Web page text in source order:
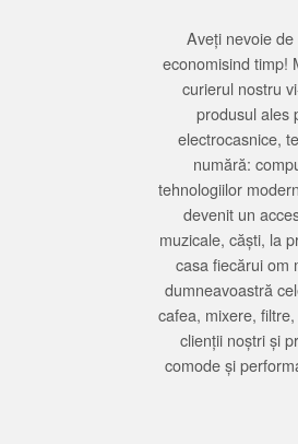
Aveți nevoie
economisind timp!
curierul nostru
produsul ales
electrocasnice,
numără:
tehnologiilor
devenit un
muzicale, căști, la
casa fiecărui om
dumneavoastră
cafea, mixere,
clienții noștri și
comode și